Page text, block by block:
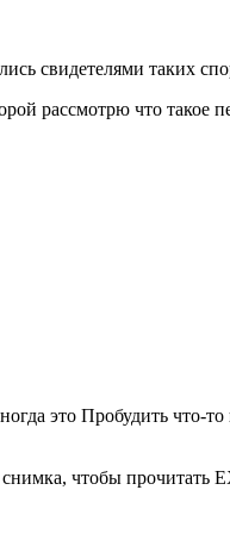
свидетелями таких
рассмотрю что такое
это Пробудить что-
чтобы